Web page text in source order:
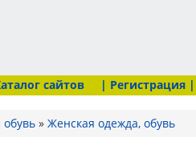
сайтов
| Регистрация |
»Женская одежда, обувь